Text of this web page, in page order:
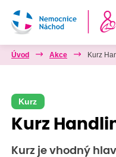
Úvod Akce Kurz
Kurz
Kurz
Kurz je vhodný